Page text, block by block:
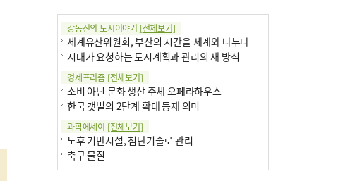
강동진의 도시이야기 [전체보기]
세계유산위원회, 부산의 시간을 세계와 나누다
시대가 요청하는 도시계획과 관리의 새 방식
경제프리즘 [전체보기]
소비 아닌 문화 생산 주체 오페라하우스
한국 갯벌의 2단계 확대 등재 의미
과학에세이 [전체보기]
노후 기반시설, 첨단기술로 관리
축구 물질